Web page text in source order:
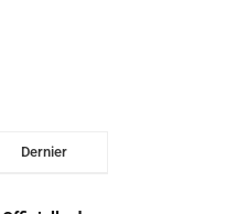
Dernier